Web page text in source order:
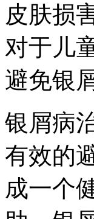
皮肤损
对于儿
避免银
银屑病
有效的
成一个